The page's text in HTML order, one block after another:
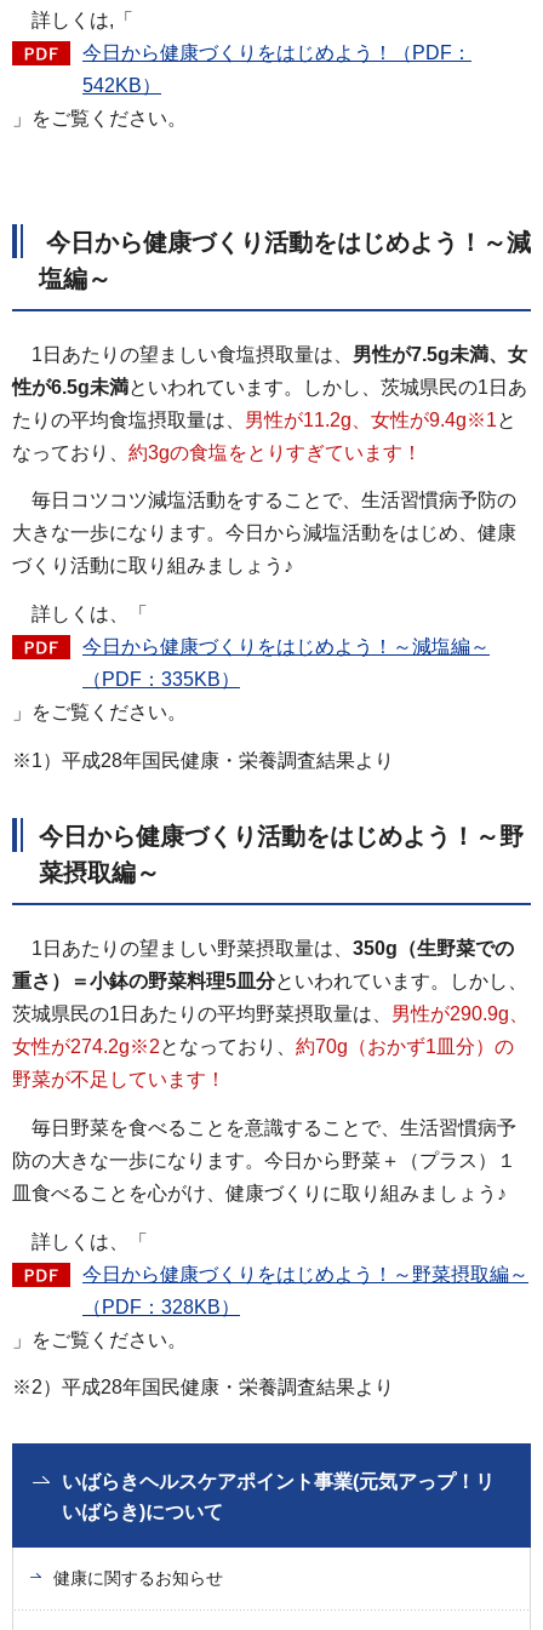
詳しくは,「
今日から健康づくりをはじめよう！（PDF：
542KB）
」をご覧ください。
今日から健康づくり活動をはじめよう！～減
塩編～
1日あたりの望ましい食塩摂取量は、 男性が7.5g未満、女
性が6.5g未満といわれています。しかし、茨城県民の1日あ
たりの平均食塩摂取量は、 男性が11.2g、女性が9.4g※1と
なっており、 約3gの食塩をとりすぎています！
毎日コツコツ減塩活動をすることで、生活習慣病予防の
大きな一歩になります。今日から減塩活動をはじめ、健康
づくり活動に取り組みましょう♪
詳しくは、「
今日から健康づくりをはじめよう！～減塩編～
（PDF：335KB）
」をご覧ください。
※1）平成28年国民健康・栄養調査結果より
今日から健康づくり活動をはじめよう！～野
菜摂取編～
1日あたりの望ましい野菜摂取量は、 350g（生野菜での
重さ）＝小鉢の野菜料理5皿分といわれています。しかし、
茨城県民の1日あたりの平均野菜摂取量は、 男性が290.9g、
女性が274.2g※2となっており、 約70g（おかず1皿分）の
野菜が不足しています！
毎日野菜を食べることを意識することで、生活習慣病予
防の大きな一歩になります。今日から野菜＋（プラス）１
皿食べることを心がけ、健康づくりに取り組みましょう♪
詳しくは、「
今日から健康づくりをはじめよう！～野菜摂取編～
（PDF：328KB）
」をご覧ください。
※2）平成28年国民健康・栄養調査結果より
いばらきヘルスケアポイント事業(元気アっプ！リ
いばらき)について
健康に関するお知らせ